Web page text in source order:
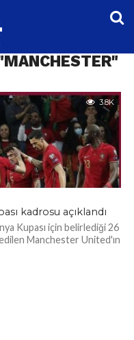
3.8K
kadrosu açıklandı
Kupası için belirlediği 26
Manchester United'ın